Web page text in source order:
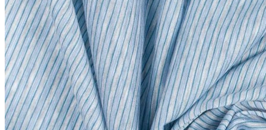
В наличии 40 м
Трикотаж сток Etro
хлопок 100%
143 смбледно-голубой
1 500₽
за м
Купить